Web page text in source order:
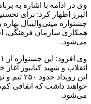
وی در ادامه با اشاره به
البرز اظهار کرد: برای
جشنواره مینی‌والیبال
همکاری سازمان فرهنگی،
می‌شود.
انقلاب و شهید کیانپور
خواهند داشت که اتفاقی
می‌شود.